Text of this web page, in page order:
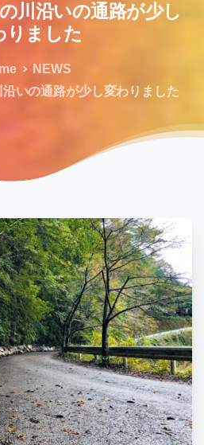
川沿いの通路が少し
りました
NEWS
いの通路が少し変わりました